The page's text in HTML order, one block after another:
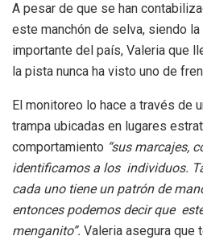
A pesar de que se han
este manchón de selva, siendo
importante del país, Valeria que
la pista nunca ha visto uno de
El monitoreo lo hace a través de
trampa ubicadas en lugares
comportamiento “sus marcajes,
identificamos a los individuos.
cada uno tiene un patrón de
entonces podemos decir que
menganito”. Valeria asegura que